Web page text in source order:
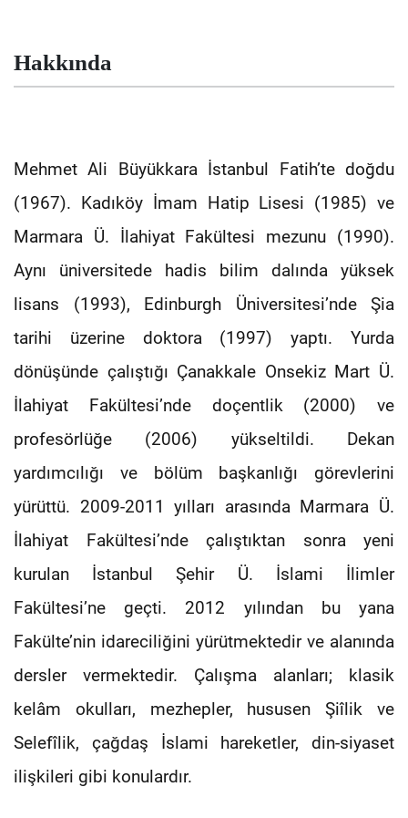
Hakkında
Mehmet Ali Büyükkara İstanbul Fatih’te doğdu
(1967). Kadıköy İmam Hatip Lisesi (1985) ve
Marmara Ü. İlahiyat Fakültesi mezunu (1990).
Aynı üniversitede hadis bilim dalında yüksek
lisans (1993), Edinburgh Üniversitesi’nde Şia
tarihi üzerine doktora (1997) yaptı. Yurda
dönüşünde çalıştığı Çanakkale Onsekiz Mart Ü.
İlahiyat Fakültesi’nde doçentlik (2000) ve
profesörlüğe (2006) yükseltildi. Dekan
yardımcılığı ve bölüm başkanlığı görevlerini
yürüttü. 2009-2011
yılları arasında Marmara Ü.
İlahiyat Fakültesi’nde çalıştıktan sonra yeni
kurulan İstanbul Şehir Ü. İslami İlimler
Fakültesi’ne geçti. 2012 yılından bu yana
Fakülte’nin idareciliğini yürütmektedir ve alanında
dersler vermektedir. Çalışma alanları; klasik
kelâm okulları, mezhepler, hususen Şiîlik ve
Selefîlik, çağdaş İslami hareketler, din-siyaset
ilişkileri gibi konulardır.